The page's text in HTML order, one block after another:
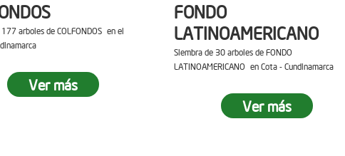
arboles de COLFONDOS en el
Ver más
FONDO
LATINOAMERICANO
Siembra de 30 arboles de FONDO
LATINOAMERICANO en Cota - Cundinamarca
Ver más